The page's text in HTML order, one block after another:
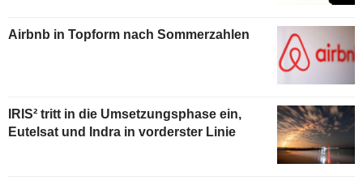
Airbnb in Topform nach Sommerzahlen
IRIS² tritt in die Umsetzungsphase ein,
Eutelsat und Indra in vorderster Linie